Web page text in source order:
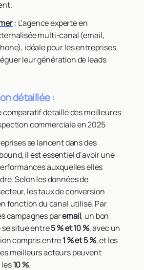
: L’agence experte en
multi-canal (email,
idéale pour les entreprises
leur génération de leads
détaillée :
comparatif détaillé des meilleures
commerciale en 2025
se lancent dans des
il est essentiel d’avoir une
auxquelles elles
Selon les données de
les taux de conversion
fonction du canal utilisé. Par
campagnes paremail, un bon
situe entre5 % et 10 %, avec un
compris entre1 % et 5 %, et les
meilleurs acteurs peuvent
les10 %.